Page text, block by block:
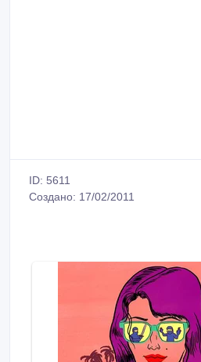
ID: 5611
Создано: 17/02/2011